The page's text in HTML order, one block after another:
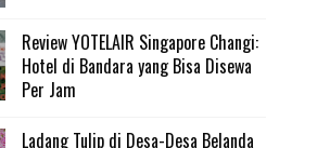
Review YOTELAIR Singapore Changi:
Hotel di Bandara yang Bisa Disewa
Per Jam
Ladang Tulip di Desa-Desa Belanda